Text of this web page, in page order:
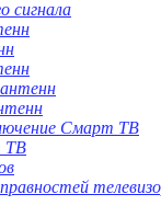
сигнала
Смарт ТВ
ТВ